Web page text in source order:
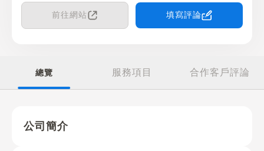
前往網站 填寫評論
總覽 服務項目 合作客戶評論
公司簡介